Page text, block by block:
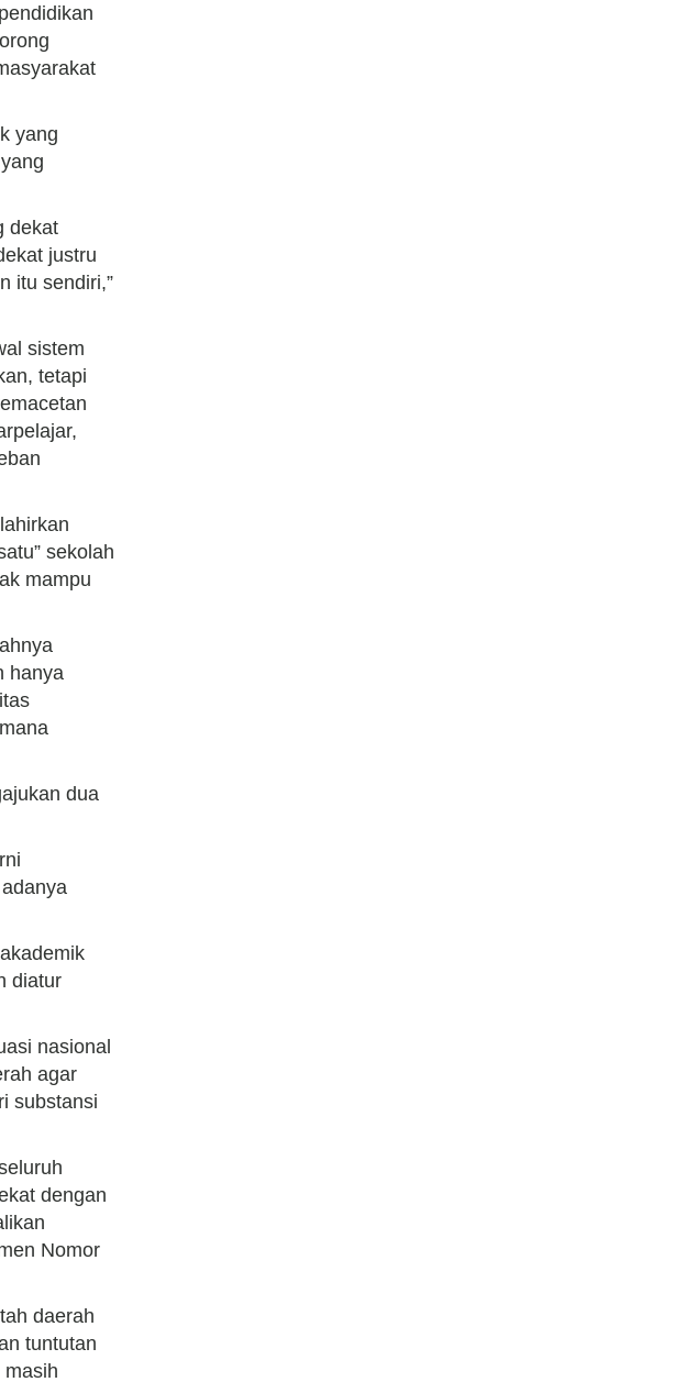
yang
dekat
justru
itu sendiri,”
sistem
tetapi
sekolah
mampu
hanya
dua
diatur
nasional
agar
substansi
dengan
Nomor
daerah
tuntutan